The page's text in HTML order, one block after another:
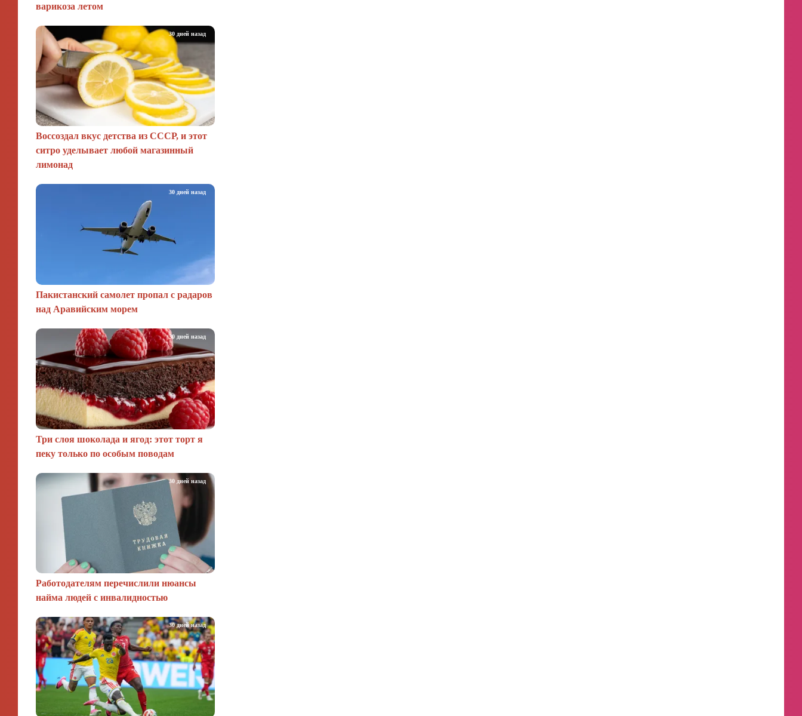
варикоза летом
Воссоздал вкус детства из СССР, и этот
ситро уделывает любой магазинный
лимонад
30 дней назад
Пакистанский самолет пропал с радаров
над Аравийским морем
30 дней назад
Три слоя шоколада и ягод: этот торт я
пеку только по особым поводам
30 дней назад
Работодателям перечислили нюансы
найма людей с инвалидностью
30 дней назад
30 дней назад